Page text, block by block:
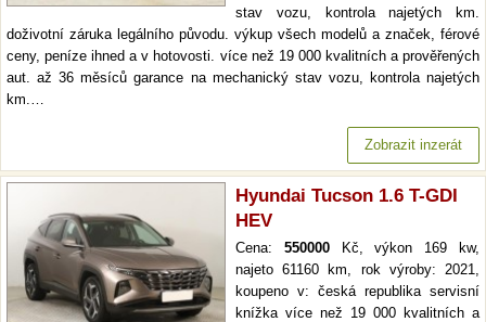
stav vozu, kontrola najetých km.
doživotní záruka legálního původu. výkup všech modelů a značek, férové
ceny, peníze ihned a v hotovosti. více než 19 000 kvalitních a prověřených
aut. až 36 měsíců garance na mechanický stav vozu, kontrola najetých
km.…
Zobrazit inzerát
Hyundai Tucson 1.6 T-GDI
HEV
Cena: 550000Kč, výkon 169 kw,
najeto 61160 km, rok výroby: 2021,
koupeno v: česká republika servisní
knížka více než 19 000 kvalitních a